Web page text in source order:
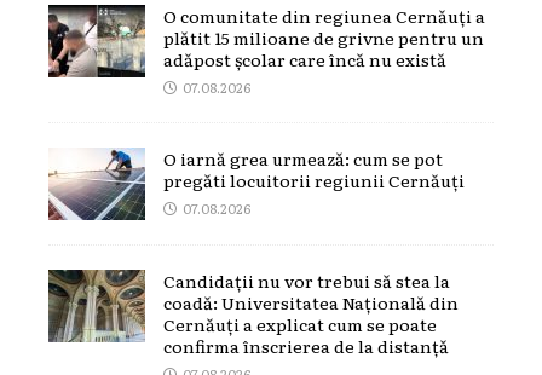
O comunitate din regiunea Cernăuți a
plătit 15 milioane de grivne pentru un
adăpost școlar care încă nu există
07.08.2026
O iarnă grea urmează: cum se pot
pregăti locuitorii regiunii Cernăuți
07.08.2026
Candidații nu vor trebui să stea la
coadă: Universitatea Națională din
Cernăuți a explicat cum se poate
confirma înscrierea de la distanță